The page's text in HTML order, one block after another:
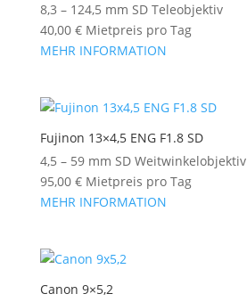
8,3 – 124,5 mm SD Teleobjektiv
40,00 €Mietpreis pro Tag
MEHR INFORMATION
Fujinon 13×4,5 ENG F1.8 SD
4,5 – 59 mm SD Weitwinkelobjektiv
95,00 €Mietpreis pro Tag
MEHR INFORMATION
Canon 9×5,2